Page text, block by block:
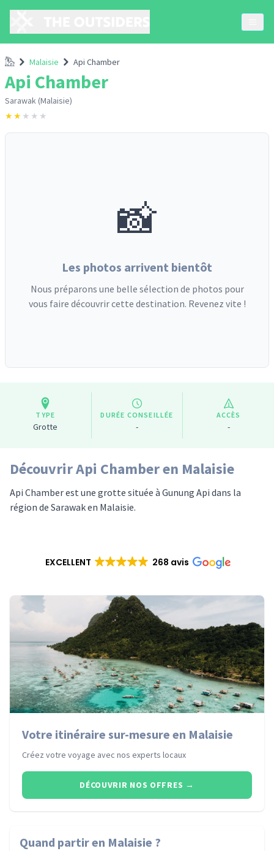
AccueilMalaisie Api Chamber
Api Chamber
Sarawak (Malaisie)
★★ ★ ★ ★
📸
Les photos arrivent bientôt
Nous préparons une belle sélection de photos pour
vous faire découvrir cette destination. Revenez vite !
TYPE
Grotte
DURÉE CONSEILLÉE
-
ACCÈS
-
Découvrir Api Chamber en Malaisie
Api Chamber est une grotte située à Gunung Api dans la
région de Sarawak en Malaisie.
EXCELLENT 268 avis
Votre itinéraire sur-mesure en Malaisie
Créez votre voyage avec nos experts locaux
DÉCOUVRIR NOS OFFRES →
Quand partiren Malaisie ?